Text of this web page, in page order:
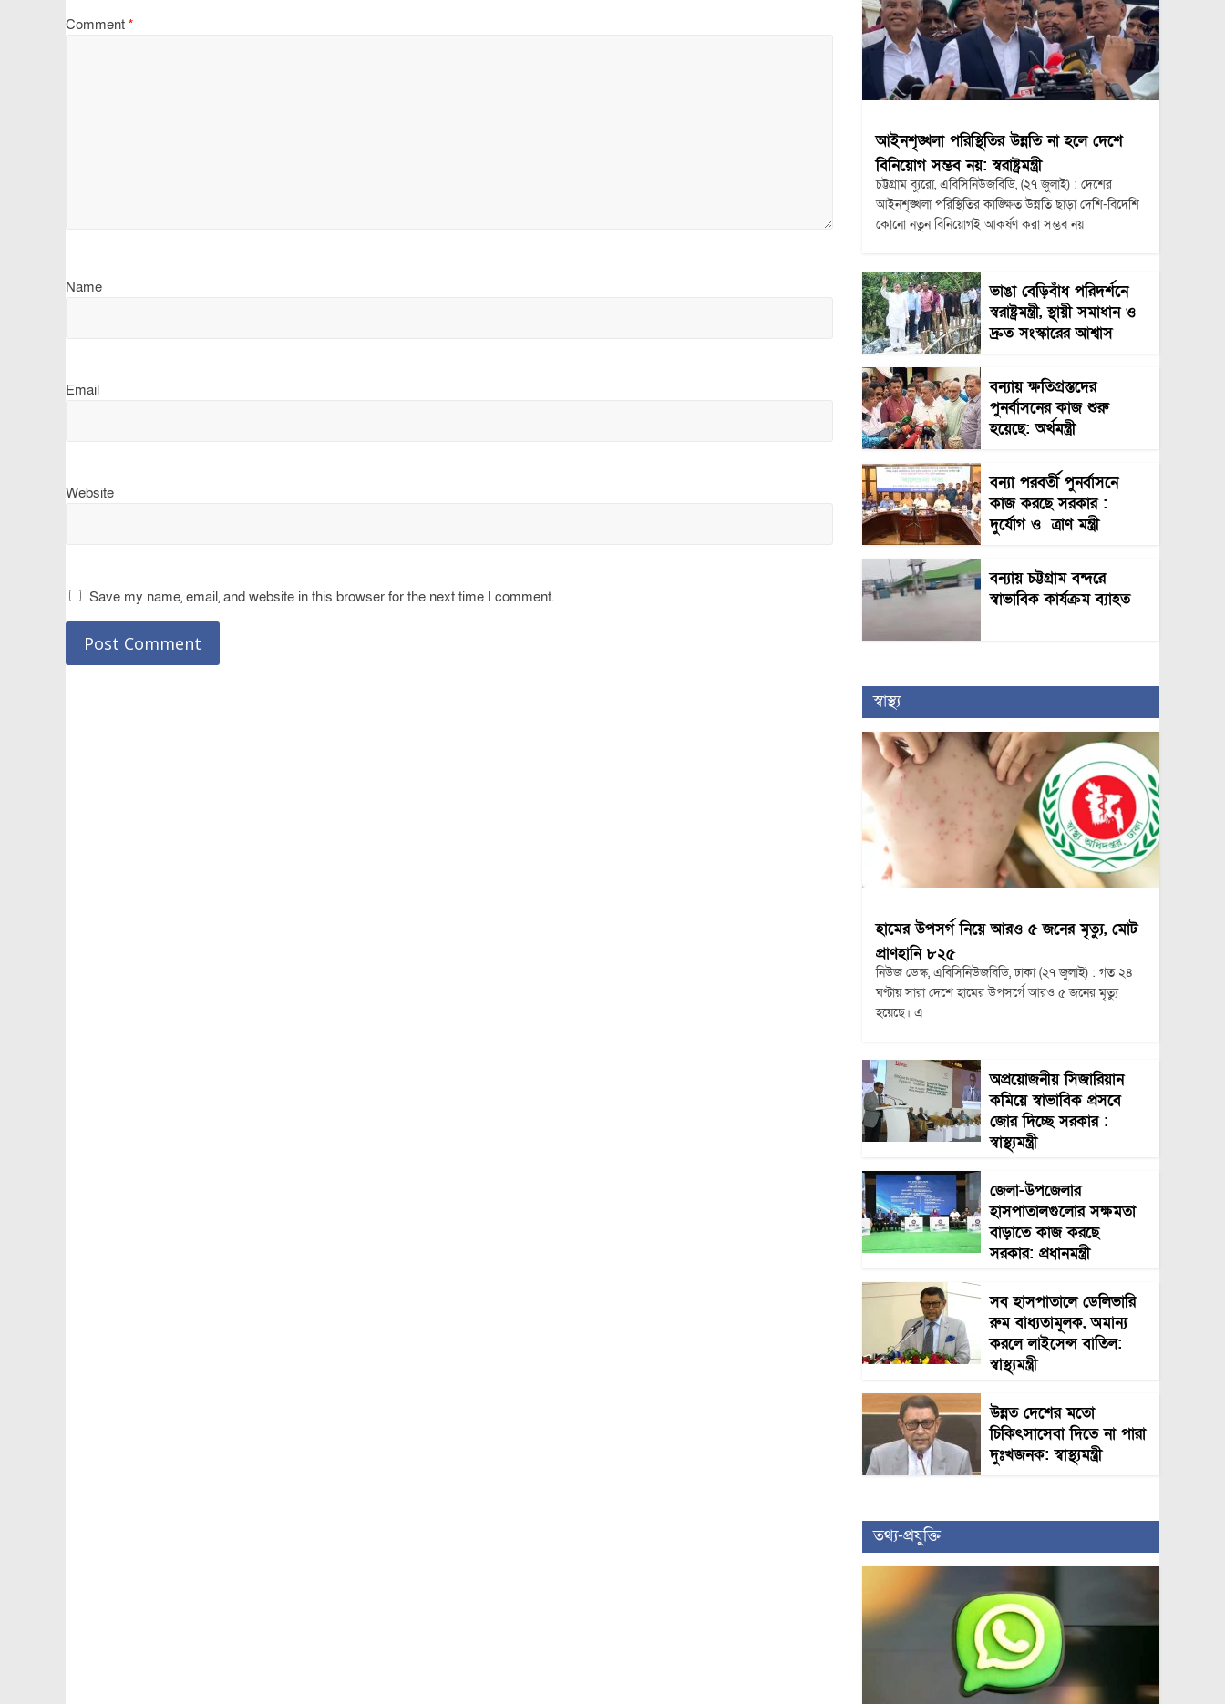
Comment *
Name
Email
Website
Save my name, email, and website in this browser for the next time I comment.
আইনশৃঙ্খলা পরিস্থিতির উন্নতি না হলে দেশে
বিনিয়োগ সম্ভব নয়: স্বরাষ্ট্রমন্ত্রী
চট্টগ্রাম ব্যুরো, এবিসিনিউজবিডি, (২৭ জুলাই) : দেশের
আইনশৃঙ্খলা পরিস্থিতির কাঙ্ক্ষিত উন্নতি ছাড়া দেশি-বিদেশি
কোনো নতুন বিনিয়োগই আকর্ষণ করা সম্ভব নয়
ভাঙা বেড়িবাঁধ পরিদর্শনে
স্বরাষ্ট্রমন্ত্রী, স্থায়ী সমাধান ও
দ্রুত সংস্কারের আশ্বাস
বন্যায় ক্ষতিগ্রস্তদের
পুনর্বাসনের কাজ শুরু
হয়েছে: অর্থমন্ত্রী
বন্যা পরবর্তী পুনর্বাসনে
কাজ করছে সরকার :
দুর্যোগ ও ত্রাণ মন্ত্রী
বন্যায় চট্টগ্রাম বন্দরে
স্বাভাবিক কার্যক্রম ব্যাহত
স্বাস্থ্য
হামের উপসর্গ নিয়ে আরও ৫ জনের মৃত্যু, মোট
প্রাণহানি ৮২৫
নিউজ ডেস্ক, এবিসিনিউজবিডি, ঢাকা (২৭ জুলাই) : গত ২৪
ঘণ্টায় সারা দেশে হামের উপসর্গে আরও ৫ জনের মৃত্যু
হয়েছে। এ
অপ্রয়োজনীয় সিজারিয়ান
কমিয়ে স্বাভাবিক প্রসবে
জোর দিচ্ছে সরকার :
স্বাস্থ্যমন্ত্রী
জেলা-উপজেলার
হাসপাতালগুলোর সক্ষমতা
বাড়াতে কাজ করছে
সরকার: প্রধানমন্ত্রী
সব হাসপাতালে ডেলিভারি
রুম বাধ্যতামূলক, অমান্য
করলে লাইসেন্স বাতিল:
স্বাস্থ্যমন্ত্রী
উন্নত দেশের মতো
চিকিৎসাসেবা দিতে না পারা
দুঃখজনক: স্বাস্থ্যমন্ত্রী
তথ্য-প্রযুক্তি